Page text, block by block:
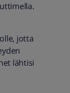
jotta
lähtisi